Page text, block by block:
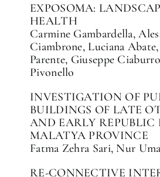
EXPOSOMA:
HEALTH
Carmine Gambardella,
Ciambrone, Luciana
Parente, Giuseppe
Pivonello
INVESTIGATION OF
BUILDINGS OF LATE
AND EARLY REPUBLIC
MALATYA PROVINCE
Fatma Zehra Sari, Nur
RE-CONNECTIVE